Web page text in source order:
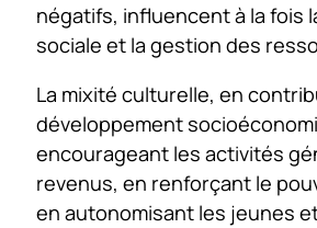
négatifs, influencent à la fois
sociale et la gestion des
La mixité culturelle, en
développement
encourageant les activités
revenus, en renforçant le
en autonomisant les jeunes